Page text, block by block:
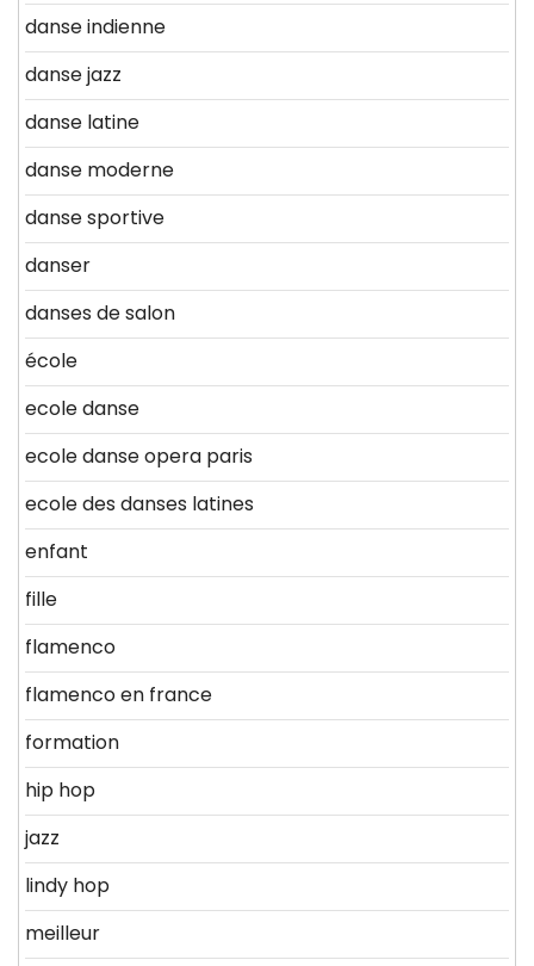
danse indienne
danse jazz
danse latine
danse moderne
danse sportive
danser
danses de salon
école
ecole danse
ecole danse opera paris
ecole des danses latines
enfant
fille
flamenco
flamenco en france
formation
hip hop
jazz
lindy hop
meilleur